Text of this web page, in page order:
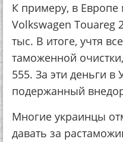
К примеру, в Европе
Volkswagen Touareg
тыс. В итоге, учтя
таможенной
555. За эти деньги
подержанный
Многие украинцы
давать за